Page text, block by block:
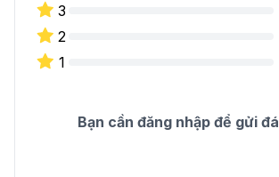
3
2
1
Bạn cần đăng nhập để gửi